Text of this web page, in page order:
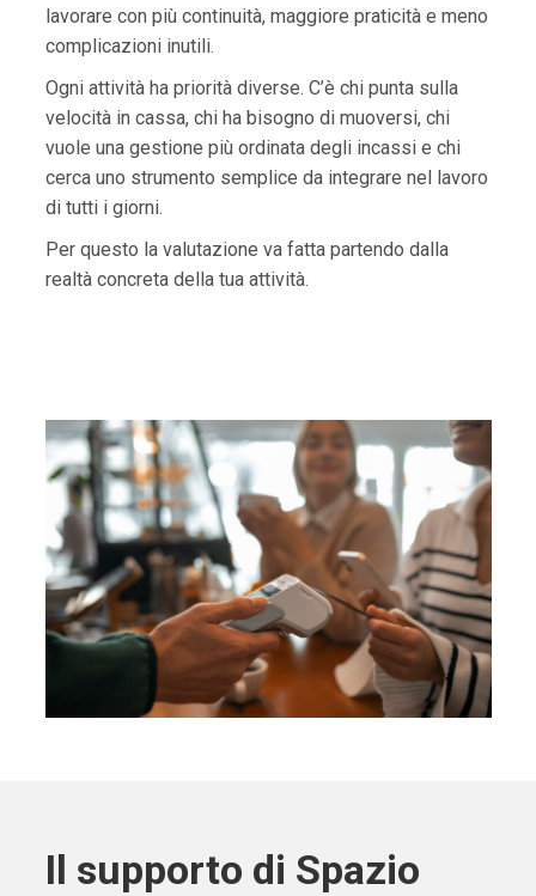
lavorare con più continuità, maggiore praticità e meno
complicazioni inutili.
Ogni attività ha priorità diverse. C’è chi punta sulla
velocità in cassa, chi ha bisogno di muoversi, chi
vuole una gestione più ordinata degli incassi e chi
cerca uno strumento semplice da integrare nel lavoro
di tutti i giorni.
Per questo la valutazione va fatta partendo dalla
realtà concreta della tua attività.
Il supporto di Spazio